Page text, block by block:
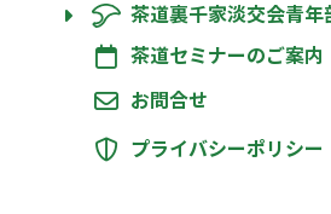
茶道裏千家淡交会青年
茶道セミナーのご案内
お問合せ
プライバシーポリシー